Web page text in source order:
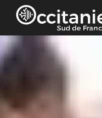
Cookies management panel